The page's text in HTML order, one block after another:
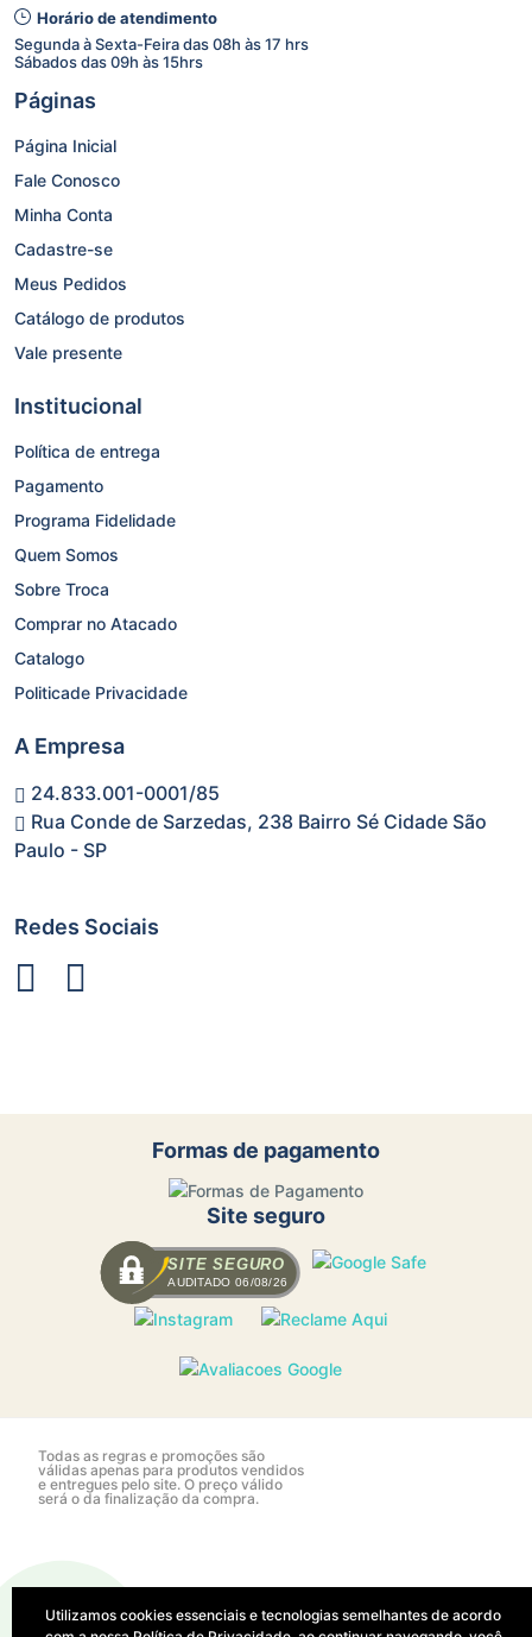
Horário de atendimento
Segunda à Sexta-Feira das 08h às 17 hrs
Sábados das 09h às 15hrs
Páginas
Página Inicial
Fale Conosco
Minha Conta
Cadastre-se
Meus Pedidos
Catálogo de produtos
Vale presente
Institucional
Política de entrega
Pagamento
Programa Fidelidade
Quem Somos
Sobre Troca
Comprar no Atacado
Catalogo
Politicade Privacidade
A Empresa
24.833.001-0001/85
Rua Conde de Sarzedas, 238 Bairro Sé Cidade São
Paulo - SP
Redes Sociais
Formas de pagamento
Site seguro
SITE SEGURO
AUDITADO 06/08/26
Todas as regras e promoções são
válidas apenas para produtos vendidos
e entregues pelo site. O preço válido
será o da finalização da compra.
Utilizamos cookies essenciais e tecnologias semelhantes de acordo